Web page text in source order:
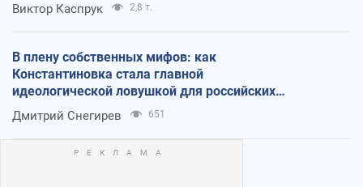
Виктор Каспрук 2,8 т.
В плену собственных мифов: как
Константиновка стала главной
идеологической ловушкой для российских
оккупантов
Дмитрий Снегирев 651